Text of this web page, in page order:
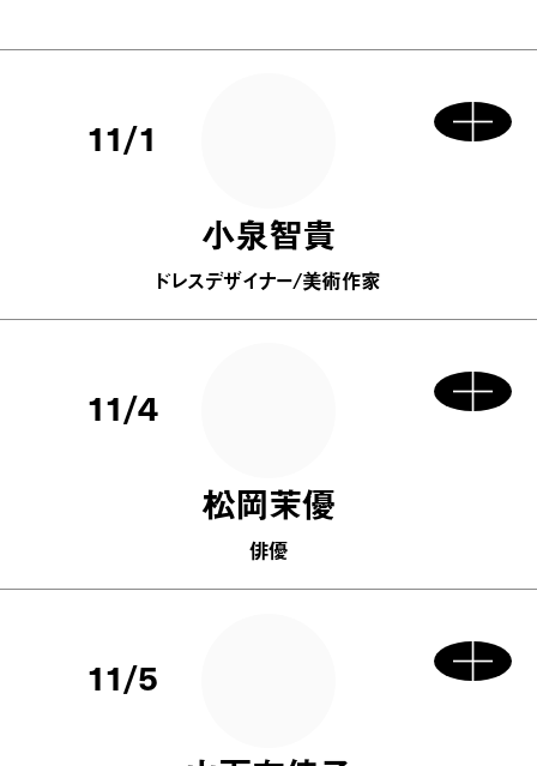
11/1
小泉智貴
ドレスデザイナー/美術作家
11/4
松岡茉優
俳優
11/5